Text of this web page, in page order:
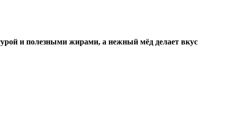
и полезными жирами, а нежный мёд делает вкус